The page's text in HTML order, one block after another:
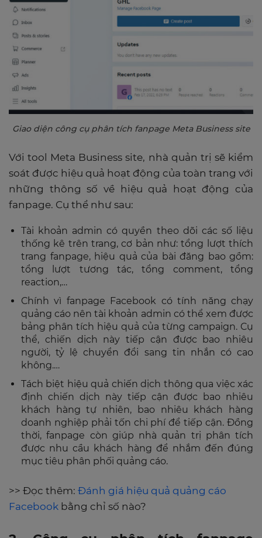
Giao diện công cụ phân tích fanpage Meta Business site
Với tool Meta Business site, nhà quản trị sẽ kiểm
soát được hiệu quả hoạt động của toàn trang với
những thông số về hiệu quả hoạt động của
fanpage. Cụ thể như sau:
Tài khoản admin có quyền theo dõi các số liệu
thống kê trên trang, cơ bản như: tổng lượt thích
trang fanpage, hiệu quả của bài đăng bao gồm:
tổng lượt tương tác, tổng comment, tổng
reaction,…
Chính vì fanpage Facebook có tính năng chạy
quảng cáo nên tài khoản admin có thể xem được
bảng phân tích hiệu quả của từng campaign. Cụ
thể, chiến dịch này tiếp cận được bao nhiêu
người, tỷ lệ chuyển đổi sang tin nhắn có cao
không.…
Tách biệt hiệu quả chiến dịch thông qua việc xác
định chiến dịch này tiếp cận được bao nhiêu
khách hàng tự nhiên, bao nhiêu khách hàng
doanh nghiệp phải tốn chi phí để tiếp cận. Đồng
thời, fanpage còn giúp nhà quản trị phân tích
được nhu cầu khách hàng để nhắm đến đúng
mục tiêu phân phối quảng cáo.
>> Đọc thêm: Đánh giá hiệu quả quảng cáo
Facebook bằng chỉ số nào?